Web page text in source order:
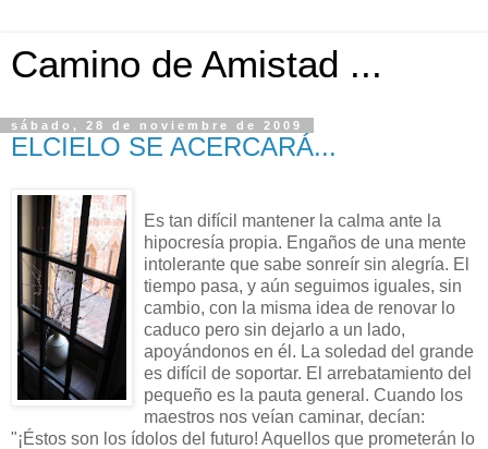
Camino de Amistad ...
sábado, 28 de noviembre de 2009
ELCIELO SE ACERCARÁ...
Es tan difícil mantener la calma ante la
hipocresía propia. Engaños de una mente
intolerante que sabe sonreír sin alegría. El
tiempo pasa, y aún seguimos iguales, sin
cambio, con la misma idea de renovar lo
caduco pero sin dejarlo a un lado,
apoyándonos en él. La soledad del grande
es difícil de soportar. El arrebatamiento del
pequeño es la pauta general. Cuando los
maestros nos veían caminar, decían:
"¡Éstos son los ídolos del futuro! Aquellos que prometerán lo